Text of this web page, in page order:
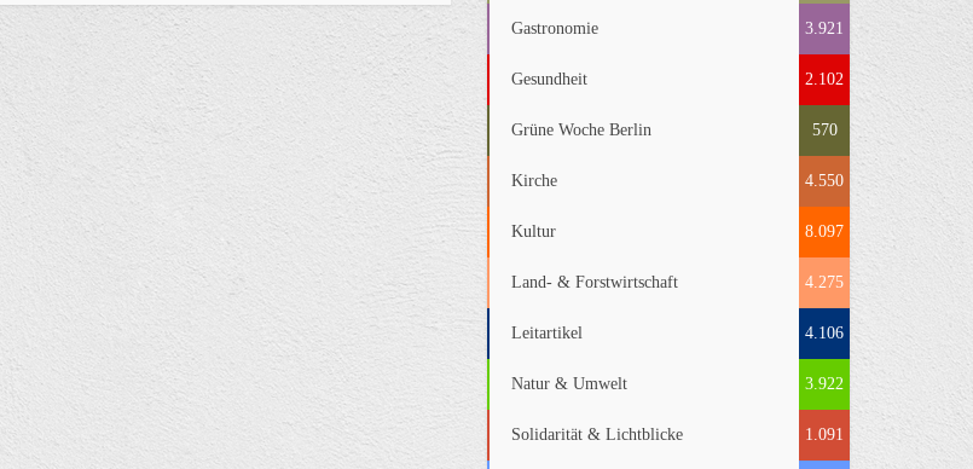
Gastronomie 3.921
Gesundheit 2.102
Grüne Woche Berlin 570
Kirche 4.550
Kultur 8.097
Land- & Forstwirtschaft 4.275
Leitartikel 4.106
Natur & Umwelt 3.922
Solidarität & Lichtblicke 1.091